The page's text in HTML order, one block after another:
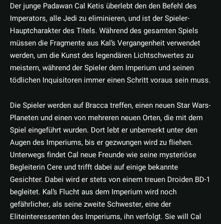
Der junge Padawan Cal Ketis überlebt den den Befehl des
Imperators, alle Jedi zu eliminieren, und ist der Spieler-
Hauptcharakter des Titels. Während des gesamten Spiels
müssen die Fragmente aus Kal’s Vergangenheit verwendet
werden, um die Kunst des legendären Lichtschwertes zu
meistern, während der Spieler dem Imperium und seinen
tödlichen Inquisitoren immer einen Schritt voraus sein muss.
Die Spieler werden auf Bracca treffen, einen neuen Star Wars-
Planeten und einen von mehreren neuen Orten, die mit dem
Spiel eingeführt wurden. Dort lebt er unbemerkt unter den
Augen des Imperiums, bis er gezwungen wird zu fliehen.
Unterwegs findet Cal neue Freunde wie seine mysteriöse
Begleiterin Cere und trifft dabei auf einige bekannte
Gesichter. Dabei wird er stets von einem treuen Droiden BD-1
begleitet. Kal’s Flucht aus dem Imperium wird noch
gefährlicher, als seine zweite Schwester, eine der
Eliteinteressenten des Imperiums, ihn verfolgt. Sie will Cal